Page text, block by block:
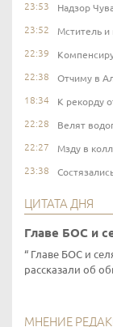
23:53 Надзор
23:52 Мститель
22:39
22:38 Отчиму в
18:34 К рекорду
22:28 Велят
22:27 Мзду в
23:38
ЦИТАТА ДНЯ
Главе БОС и
Главе БОС и
рассказали об
МНЕНИЕ